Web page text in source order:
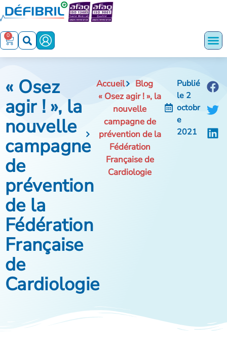
0
« Osez
agir ! », la
nouvelle
campagne
de
prévention
de la
Fédération
Française
de
Cardiologie
Accueil
Blog
« Osez agir ! », la
nouvelle
campagne de
prévention de la
Fédération
Française de
Cardiologie
Publié
le 2
octobr
e
2021